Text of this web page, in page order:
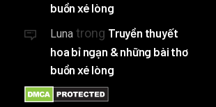
buồn xé lòng
Luna trong Truyền thuyết
hoa bỉ ngạn & những bài thơ
buồn xé lòng